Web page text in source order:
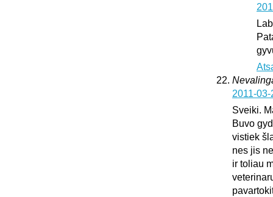
2011-
Sveiki.
Buvo
vistiek
nes jis
ir toliau